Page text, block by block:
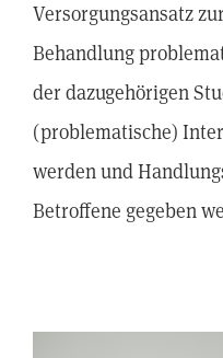
Versorgungsansatz
Behandlung
der dazugehörigen
(problematische)
werden und
Betroffene gegeben